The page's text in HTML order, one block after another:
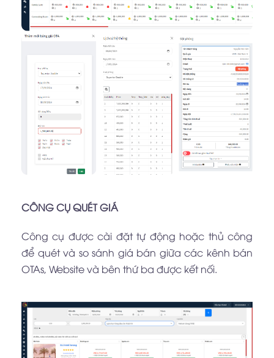
CÔNG CỤ QUÉT GIÁ
Công cụ được cài đặt tự động hoặc thủ công
để quét và so sánh giá bán giữa các kênh bán
OTAs, Website và bên thứ ba được kết nối.